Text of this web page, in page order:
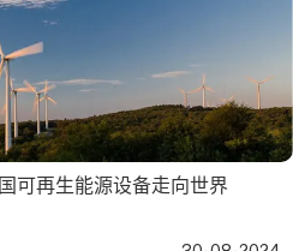
可再生能源设备走向世界